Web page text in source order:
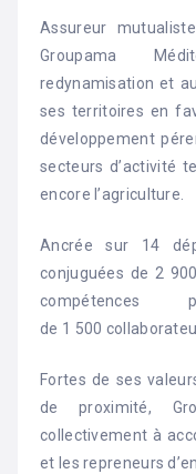
Assureur
Groupama
redynamisation et
ses territoires en
développement
secteurs d’activité
encore l’agriculture.
Ancrée sur 14
conjuguées de 2
compétences
de 1 500
Fortes de ses
de proximité,
collectivement à
et les repreneurs